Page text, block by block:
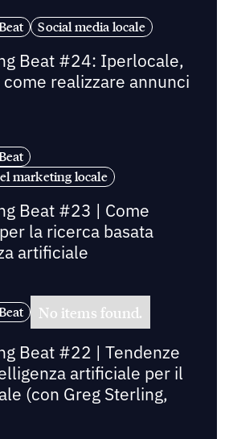
Social media locale
Beat #24: Iperlocale,
realizzare annunci
marketing locale
Beat #23 | Come
la ricerca basata
artificiale
No items found.
Beat #22 | Tendenze
artificiale per il
(con Greg Sterling,